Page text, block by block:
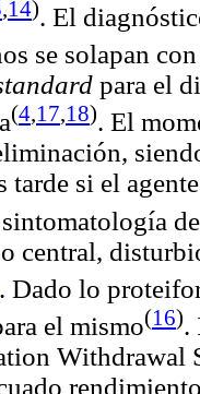
,14). El
se solapan
para el
(4,17,18). El
tarde si el
central,
. Dado lo
el mismo(16).
Withdrawal